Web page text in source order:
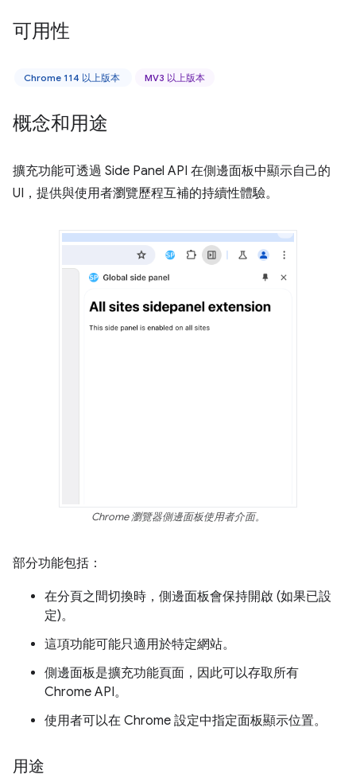
可用性
Chrome 114 以上版本 MV3 以上版本
概念和用途
擴充功能可透過 Side Panel API 在側邊面板中顯示自己的
UI，提供與使用者瀏覽歷程互補的持續性體驗。
Chrome 瀏覽器側邊面板使用者介面。
部分功能包括：
在分頁之間切換時，側邊面板會保持開啟 (如果已設
定)。
這項功能可能只適用於特定網站。
側邊面板是擴充功能頁面，因此可以存取所有
Chrome API。
使用者可以在 Chrome 設定中指定面板顯示位置。
用途